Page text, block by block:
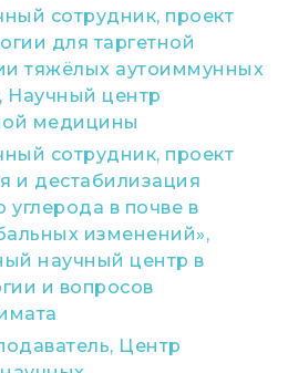
сотрудник, проект
для таргетной
тяжёлых аутоиммунных
Научный центр
медицины
сотрудник, проект
и дестабилизация
углерода в почве в
изменений»,
научный центр в
и вопросов
Центр